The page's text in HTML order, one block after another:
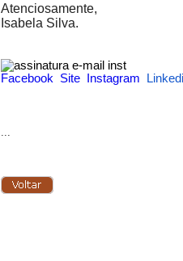
Atenciosamente,
Isabela Silva.
Facebook Site Instagram
...